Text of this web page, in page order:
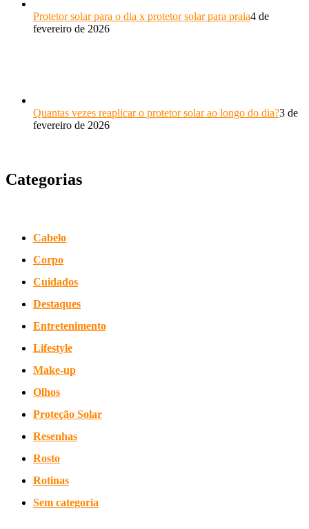
Protetor solar para o dia x protetor solar para praia4 de
fevereiro de 2026
Quantas vezes reaplicar o protetor solar ao longo do dia?3 de
fevereiro de 2026
Categorias
Cabelo
Corpo
Cuidados
Destaques
Entretenimento
Lifestyle
Make-up
Olhos
Proteção Solar
Resenhas
Rosto
Rotinas
Sem categoria